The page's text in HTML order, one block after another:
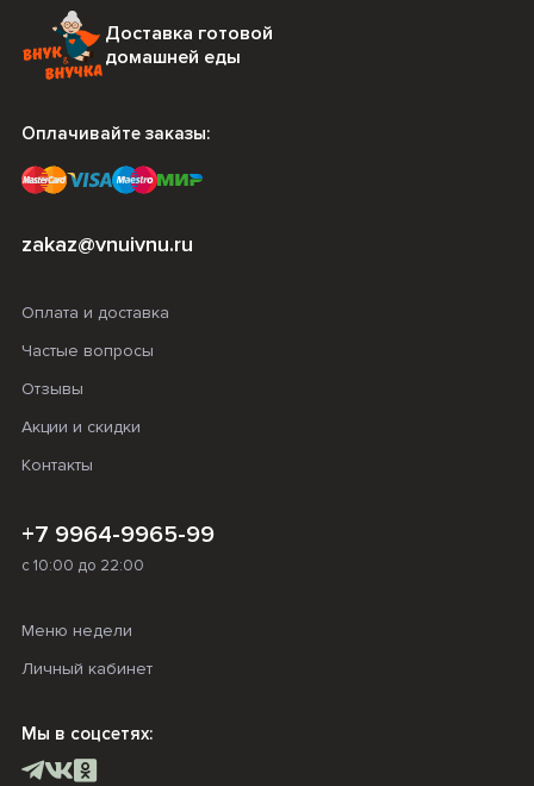
Доставка готовой
домашней еды
Оплачивайте заказы:
zakaz@vnuivnu.ru
Оплата и доставка
Частые вопросы
Отзывы
Акции и скидки
Контакты
+7 9964-9965-99
с 10:00 до 22:00
Меню недели
Личный кабинет
Мы в соцсетях: